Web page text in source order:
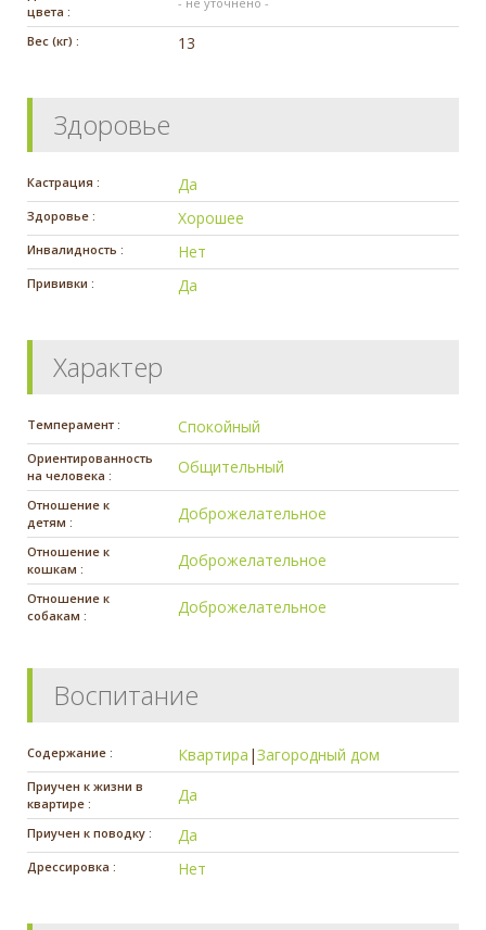
цвета :
Вес (кг) : 13
Здоровье
Кастрация : Да
Здоровье : Хорошее
Инвалидность : Нет
Прививки : Да
Характер
Темперамент : Спокойный
Ориентированность
на человека :
Общительный
Отношение к
детям :
Доброжелательное
Отношение к
кошкам :
Доброжелательное
Отношение к
собакам :
Доброжелательное
Воспитание
Содержание : Квартира |Загородный дом
Приучен к жизни в
квартире :
Да
Приучен к поводку : Да
Дрессировка : Нет